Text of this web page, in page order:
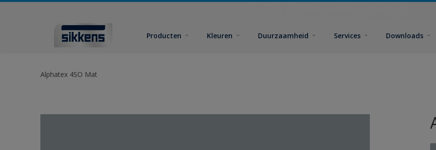
Producten Kleuren Duurzaamheid Services Downloads
Alphatex 4SO Mat